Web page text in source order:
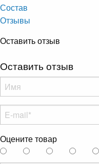
Состав
Отзывы
Оставить отзыв
Оставить отзыв
Оцените товар